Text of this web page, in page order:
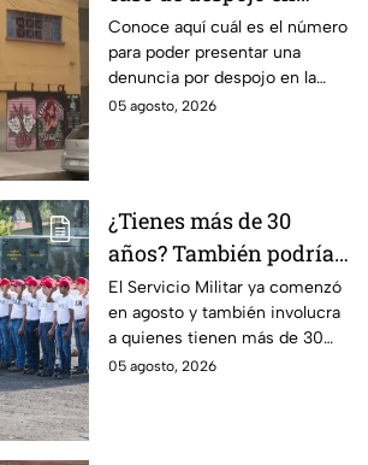
CDMX? El número que
tienes que marcar y lo
que tienes que hacer
Conoce aquí cuál es el número
para poder presentar una
denuncia por despojo en la
CDMX y qué hacer si eres
05 agosto, 2026
¿Tienes más de 30
años? También podrías
tener que hacer el
Servicio Militar 2026 si
saliste sorteado en
agosto
El Servicio Militar ya comenzó
en agosto y también involucra
a quienes tienen más de 30
años. Conoce quiénes deben
05 agosto, 2026